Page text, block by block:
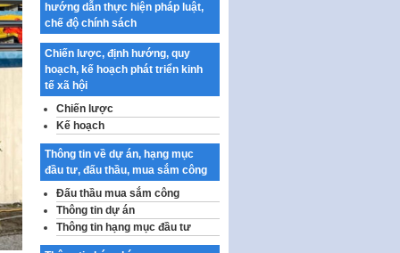
phí xây dựng pháp luật, hoàn
thiện thể chế, chính…
Quy định về nghiên cứu, ứng
dụng khoa học, công nghệ, đổi
mới sáng tạo và chuyển…
Quy định chi tiết và hướng dẫn
thi hành một số điều của Luật Lý
lịch tư…
Sửa đổi, bổ sung một số nội
dung tại Nghị quyết số 30/NQ-
CP ngày 24 tháng 02…
Ban hành Chương trình hành
động của Chính phủ thực hiện
hướng dẫn thực hiện pháp luật,
chế độ chính sách
Chiến lược, định hướng, quy
hoạch, kế hoạch phát triển kinh
tế xã hội
Chiến lược
Kế hoạch
Thông tin về dự án, hạng mục
đầu tư, đấu thầu, mua sắm công
Đấu thầu mua sắm công
Thông tin dự án
Thông tin hạng mục đầu tư